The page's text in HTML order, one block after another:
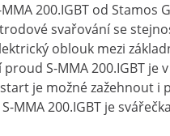
200.IGBT od
svařování se
oblouk mezi
S-MMA 200.IGBT
je možné zažehnout
MMA 200.IGBT je